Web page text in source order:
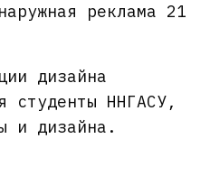
реклама 21
дизайна
студенты ННГАСУ,
и дизайна.